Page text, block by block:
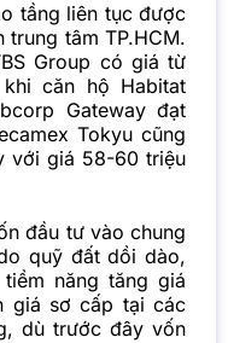
tầng liên tục được
tâm TP.HCM.
Group có giá từ
căn hộ Habitat
Gateway đạt
Tokyu cũng
với giá 58-60 triệu
đầu tư vào chung
quỹ đất dồi dào,
năng tăng giá
giá sơ cấp tại các
dù trước đây vốn